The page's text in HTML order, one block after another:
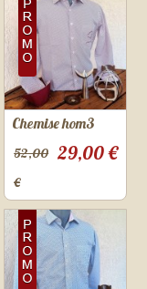
Chemise hom3
29,00 €
52,00
€